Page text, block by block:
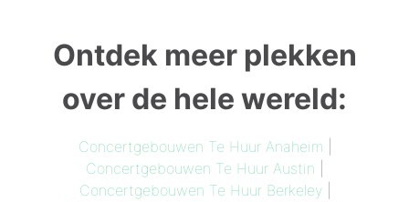
Ontdek meer plekken
over de hele wereld:
Concertgebouwen Te Huur Anaheim
Concertgebouwen Te Huur Austin
Concertgebouwen Te Huur Berkeley|